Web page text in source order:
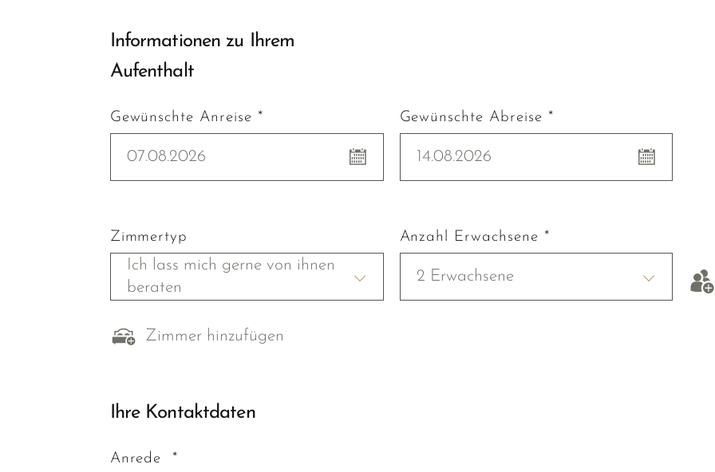
Informationen zu Ihrem
Aufenthalt
Gewünschte Anreise *
07.08.2026
Gewünschte Abreise *
14.08.2026
Zimmertyp
Ich lass mich gerne von ihnen
beraten
Anzahl Erwachsene *
2 Erwachsene
Zimmer hinzufügen
Ihre Kontaktdaten
Anrede *